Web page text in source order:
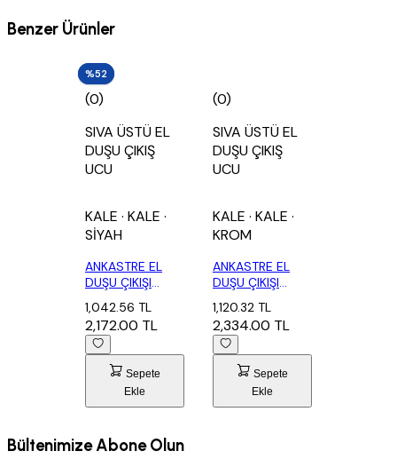
Benzer Ürünler
%52
(0)
SIVA ÜSTÜ EL
DUŞU ÇIKIŞ
UCU
KALE · KALE ·
SİYAH
ANKASTRE EL
DUŞU ÇIKIŞI
1,042.56 TL
2,172.00 TL
Sepete
Ekle
%52
(0)
SIVA ÜSTÜ EL
DUŞU ÇIKIŞ
UCU
KALE · KALE ·
KROM
ANKASTRE EL
DUŞU ÇIKIŞI
1,120.32 TL
2,334.00 TL
Sepete
Ekle
Bültenimize Abone Olun